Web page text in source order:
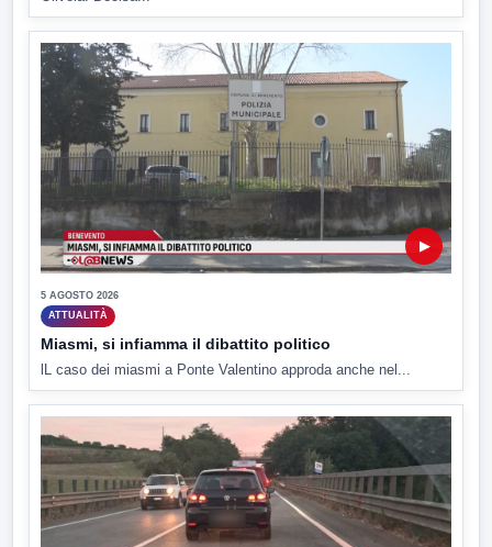
▶
5 AGOSTO 2026
ATTUALITÀ
Miasmi, si infiamma il dibattito politico
lL caso dei miasmi a Ponte Valentino approda anche nel...